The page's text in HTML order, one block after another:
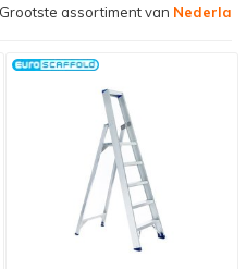
vanNederland